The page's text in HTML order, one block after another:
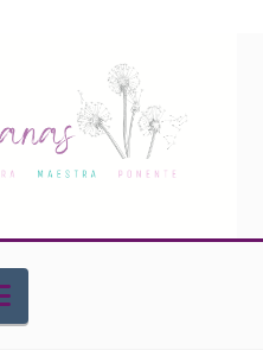
Navigation